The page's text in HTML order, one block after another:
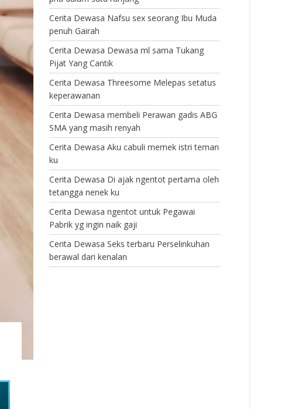
Cerita Dewasa Nafsu sex seorang Ibu Muda
penuh Gairah
Cerita Dewasa Dewasa ml sama Tukang
Pijat Yang Cantik
Cerita Dewasa Threesome Melepas setatus
keperawanan
Cerita Dewasa membeli Perawan gadis ABG
SMA yang masih renyah
Cerita Dewasa Aku cabuli memek istri teman
ku
Cerita Dewasa Di ajak ngentot pertama oleh
tetangga nenek ku
Cerita Dewasa ngentot untuk Pegawai
Pabrik yg ingin naik gaji
Cerita Dewasa Seks terbaru Perselinkuhan
berawal dari kenalan